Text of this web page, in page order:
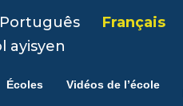
Português
Français
ayisyen
Écoles Vidéos de l’école